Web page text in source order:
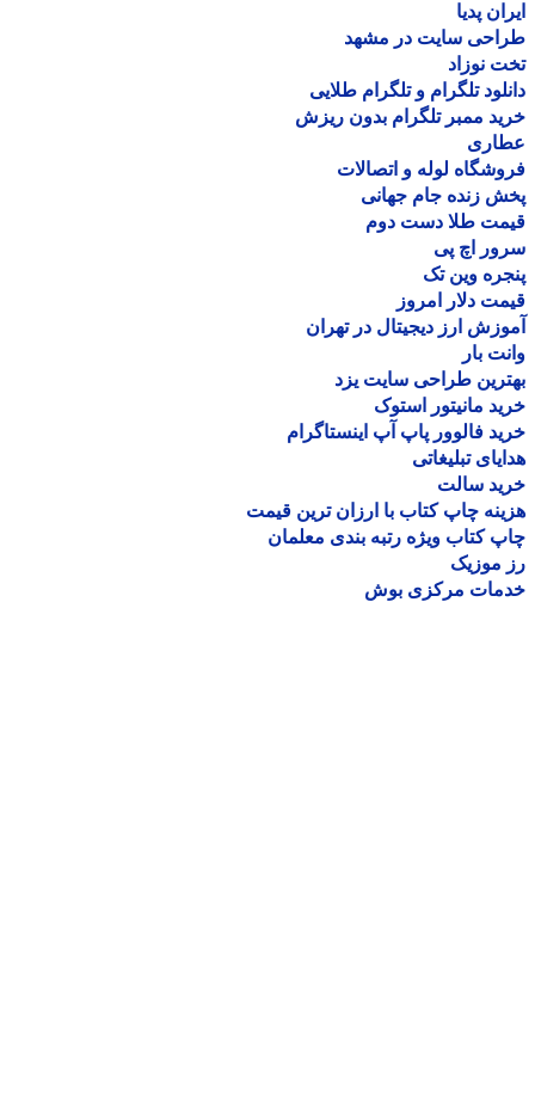
پدیا
سایت در مشهد
نوزاد
تلگرام و تلگرام طلایی
ممبر تلگرام بدون ریزش
لوله و اتصالات
زنده جام جهانی
طلا دست دوم
اچ پی
وین تک
دلار امروز
ارز دیجیتال در تهران
بار
طراحی سایت یزد
مانیتور استوک
فالوور پاپ آپ اینستاگرام
تبلیغاتی
سالت
چاپ کتاب با ارزان ترین قیمت
کتاب ویژه رتبه بندی معلمان
موزیک
مرکزی بوش